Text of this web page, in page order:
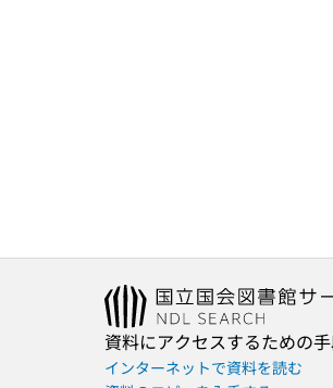
資料にアクセスするための
インターネットで資料を読む